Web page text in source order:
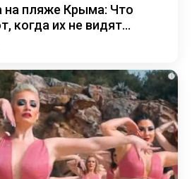
на пляже Крыма: Что
когда их не видят...
i